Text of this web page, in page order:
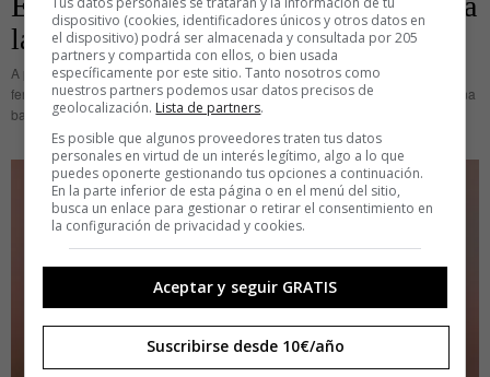
la ‘it girl’
A principios del siglo XX, una novela escandalizó a Europa, que la leyó
fervorosamente. Three Weeks (Tres semanas) contaba la historia de una reina
balcánica infeliz que mantenía un affaire con un
dispositivo (cookies, identificadores únicos y otros datos en
el dispositivo) podrá ser almacenada y consultada por 205
partners y compartida con ellos, o bien usada
específicamente por este sitio. Tanto nosotros como
nuestros partners podemos usar datos precisos de
geolocalización. Lista de partners.
Es posible que algunos proveedores traten tus datos
personales en virtud de un interés legítimo, algo a lo que
puedes oponerte gestionando tus opciones a continuación.
En la parte inferior de esta página o en el menú del sitio,
busca un enlace para gestionar o retirar el consentimiento en
la configuración de privacidad y cookies.
Aceptar y seguir GRATIS
Suscribirse desde 10€/año